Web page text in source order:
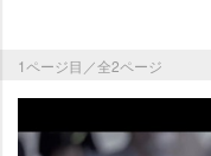
1ページ目／全2ページ